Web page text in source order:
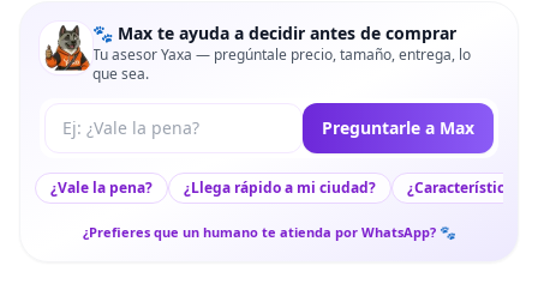
🐾 Max te ayuda a decidir antes de comprar
Tu asesor Yaxa — pregúntale precio, tamaño, entrega, lo
que sea.
Tu pregunta a Max Preguntarle a Max
¿Vale la pena? ¿Llega rápido a mi ciudad? ¿Características
¿Prefieres que un humano te atienda por WhatsApp? 🐾